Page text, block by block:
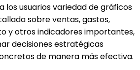
los usuarios variedad de gráficos
sobre ventas, gastos,
y otros indicadores importantes,
decisiones estratégicas
de manera más efectiva.